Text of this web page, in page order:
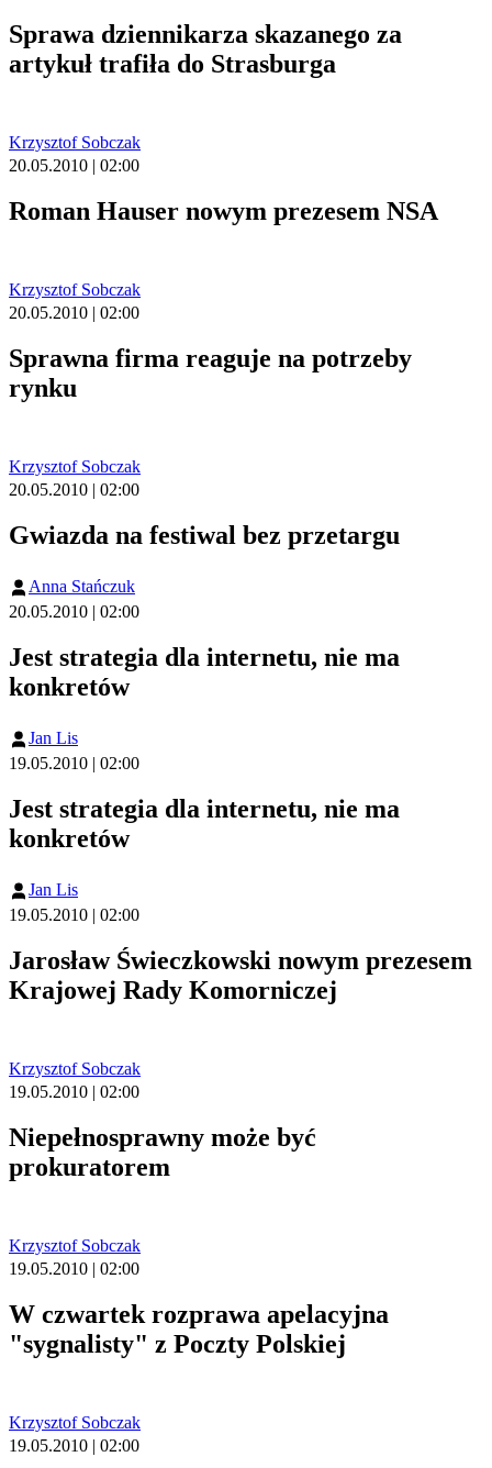
Sprawa dziennikarza skazanego za
artykuł trafiła do Strasburga
Krzysztof Sobczak
20.05.2010 | 02:00
Roman Hauser nowym prezesem NSA
Krzysztof Sobczak
20.05.2010 | 02:00
Sprawna firma reaguje na potrzeby
rynku
Krzysztof Sobczak
20.05.2010 | 02:00
Gwiazda na festiwal bez przetargu
Anna Stańczuk
20.05.2010 | 02:00
Jest strategia dla internetu, nie ma
konkretów
Jan Lis
19.05.2010 | 02:00
Jest strategia dla internetu, nie ma
konkretów
Jan Lis
19.05.2010 | 02:00
Jarosław Świeczkowski nowym prezesem
Krajowej Rady Komorniczej
Krzysztof Sobczak
19.05.2010 | 02:00
Niepełnosprawny może być
prokuratorem
Krzysztof Sobczak
19.05.2010 | 02:00
W czwartek rozprawa apelacyjna
"sygnalisty" z Poczty Polskiej
Krzysztof Sobczak
19.05.2010 | 02:00